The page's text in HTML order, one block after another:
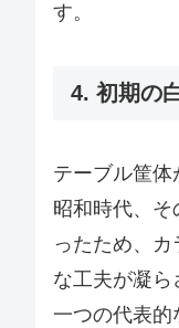
す。
4. 初期の
テーブル筐体
昭和時代、
ったため、カ
な工夫が凝ら
一つの代表的